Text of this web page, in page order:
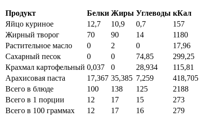
Продукт Белки Жиры Углеводы кКал
Яйцо куриное
12,7 10,9 0,7
157
Жирный творог
70 90 14
1180
Растительное масло
0 2 0
17,96
Сахарный песок
0 0 74,85
299,25
Крахмал картофельный 0,037 0 28,934
115,81
Арахисовая паста
17,367 35,385 7,259
418,705
Всего в блюде
100 138 125
2188
Всего в 1 порции
12 17 15
273
Всего в 100 граммах
12 17 16 279